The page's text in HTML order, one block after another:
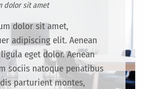
dolor sit amet
dolor sit amet,
adipiscing elit. Aenean
eget dolor. Aenean
sociis natoque penatibus
parturient montes,